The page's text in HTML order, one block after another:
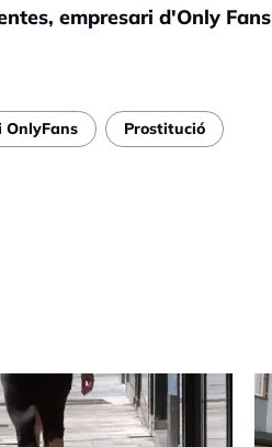
empresari d'Only Fans
OnlyFans Prostitució